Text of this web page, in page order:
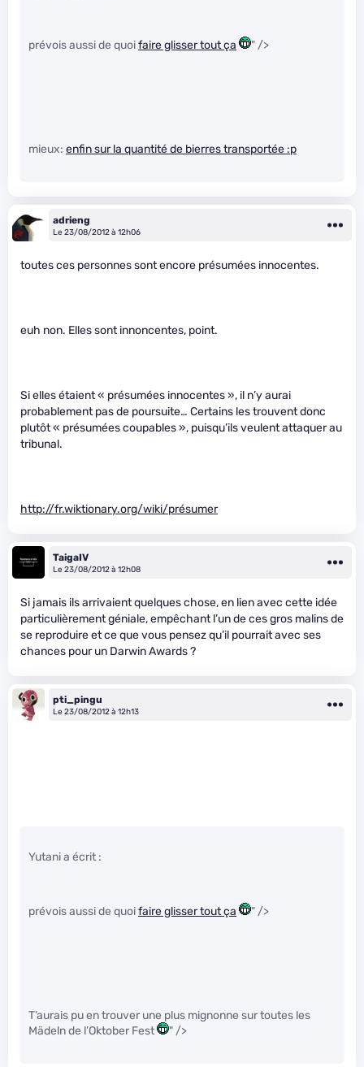
prévois aussi de quoifaire glisser tout ça " />
mieux: enfin sur la quantité de bierres transportée :p
adrieng
Le 23/08/2012 à 12h06
toutes ces personnes sont encore présumées innocentes.
euh non. Elles sont innoncentes, point.
Si elles étaient « présumées innocentes », il n’y aurai
probablement pas de poursuite… Certains les trouvent donc
plutôt « présumées coupables », puisqu’ils veulent attaquer au
tribunal.
http://fr.wiktionary.org/wiki/présumer
TaigaIV
Le 23/08/2012 à 12h08
Si jamais ils arrivaient quelques chose, en lien avec cette idée
particulièrement géniale, empêchant l’un de ces gros malins de
se reproduire et ce que vous pensez qu’il pourrait avec ses
chances pour un Darwin Awards ?
pti_pingu
Le 23/08/2012 à 12h13
Yutani a écrit :
prévois aussi de quoifaire glisser tout ça " />
T’aurais pu en trouver une plus mignonne sur toutes les
Mädeln de l’Oktober Fest
" />